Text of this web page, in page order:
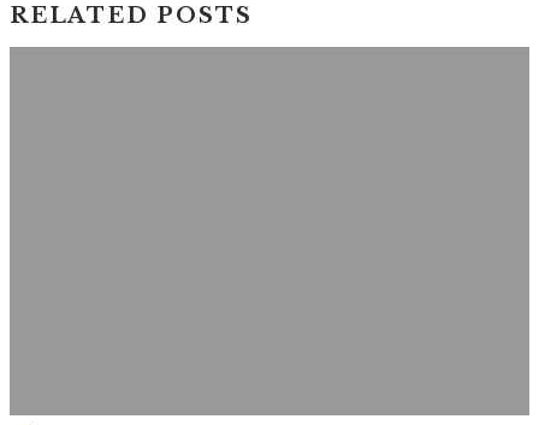
RELATED POSTS